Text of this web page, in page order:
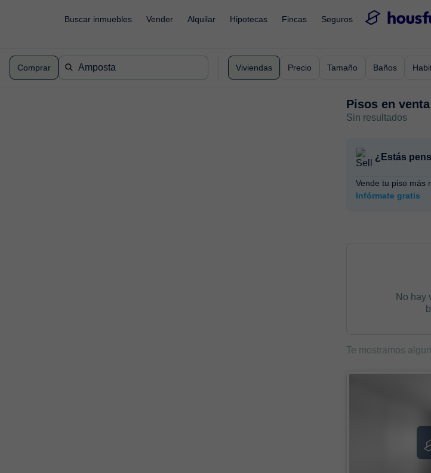
Buscar inmuebles Vender Alquilar Hipotecas Fincas Seguros
Comprar Viviendas Precio Tamaño Baños
Pisos en
Sin resultados
¿Estás
Vende tu piso más
Infórmate gratis
No hay
Te mostramos